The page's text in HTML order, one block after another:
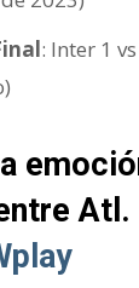
: Inter 1
Atl.